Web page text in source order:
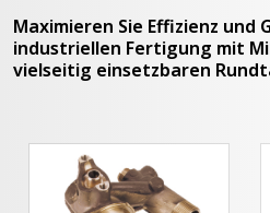
Maximieren Sie Effizienz und
industriellen Fertigung mit
vielseitig einsetzbaren